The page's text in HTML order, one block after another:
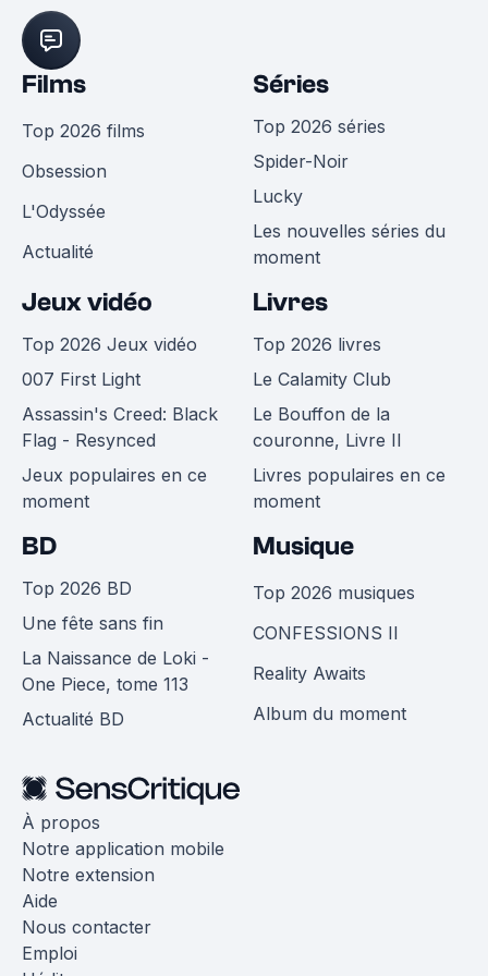
Films
Top 2026 films
Obsession
L'Odyssée
Actualité
Séries
Top 2026 séries
Spider-Noir
Lucky
Les nouvelles séries du
moment
Jeux vidéo
Top 2026 Jeux vidéo
007 First Light
Assassin's Creed: Black
Flag - Resynced
Jeux populaires en ce
moment
Livres
Top 2026 livres
Le Calamity Club
Le Bouffon de la
couronne, Livre II
Livres populaires en ce
moment
BD
Top 2026 BD
Une fête sans fin
La Naissance de Loki -
One Piece, tome 113
Actualité BD
Musique
Top 2026 musiques
CONFESSIONS II
Reality Awaits
Album du moment
À propos
Notre application mobile
Notre extension
Aide
Nous contacter
Emploi